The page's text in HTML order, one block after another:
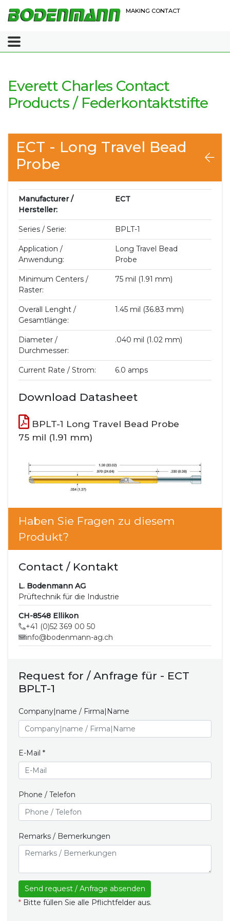
MAKING CONTACT
Everett Charles Contact
Products / Federkontaktstifte
ECT - Long Travel Bead
Probe
Manufacturer /
Hersteller:
ECT
Series / Serie: BPLT-1
Application /
Anwendung:
Long Travel Bead
Probe
Minimum Centers /
Raster:
75 mil (1.91 mm)
Overall Lenght /
Gesamtlänge:
1.45 mil (36.83 mm)
Diameter /
Durchmesser:
.040 mil (1.02 mm)
Current Rate / Strom: 6.0 amps
Download Datasheet
BPLT-1 Long Travel Bead Probe
75 mil (1.91 mm)
Haben Sie Fragen zu diesem
Produkt?
Contact / Kontakt
L. Bodenmann AG
Prüftechnik für die Industrie
CH-8548 Ellikon
+41 (0)52 369 00 50
info@bodenmann-ag.ch
Request for / Anfrage für - ECT
BPLT-1
Company|name / Firma|Name
E-Mail *
Phone / Telefon
Remarks / Bemerkungen
* Bitte füllen Sie alle Pflichtfelder aus.